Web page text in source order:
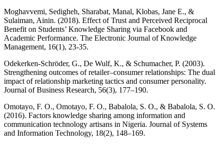
Moghavvemi, Sedigheh, Sharabat, Manal, Klobas, Jane E., &
Sulaiman, Ainin. (2018). Effect of Trust and Perceived Reciprocal
Benefit on Students’ Knowledge Sharing via Facebook and
Academic Performance. The Electronic Journal of Knowledge
Management, 16(1), 23-35.
Odekerken-Schröder, G., De Wulf, K., & Schumacher, P. (2003).
Strengthening outcomes of retailer–consumer relationships: The dual
impact of relationship marketing tactics and consumer personality.
Journal of Business Research, 56(3), 177–190.
Omotayo, F. O., Omotayo, F. O., Babalola, S. O., & Babalola, S. O.
(2016). Factors knowledge sharing among information and
communication technology artisans in Nigeria. Journal of Systems
and Information Technology, 18(2), 148–169.